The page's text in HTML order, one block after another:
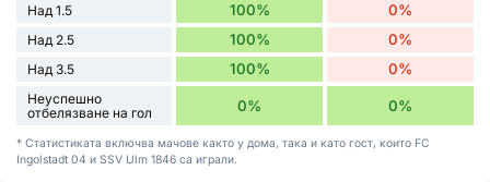
Над 1.5 100% 0%
Над 2.5 100% 0%
Над 3.5 100% 0%
Неуспешно
отбелязване на гол
0% 0%
* Статистиката включва мачове както у дома, така и като гост, които FC
Ingolstadt 04 и SSV Ulm 1846 са играли.